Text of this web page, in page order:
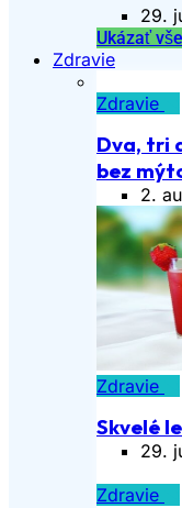
29.
Ukázať
Zdravie
Zdravie
Dva, tri
bez
2.
Zdravie
Skvelé
29.
Zdravie